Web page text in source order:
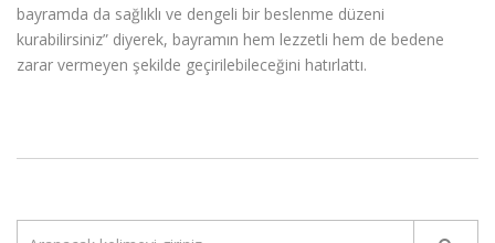
bayramda da sağlıklı ve dengeli bir beslenme düzeni
kurabilirsiniz” diyerek, bayramın hem lezzetli hem de bedene
zarar vermeyen şekilde geçirilebileceğini hatırlattı.